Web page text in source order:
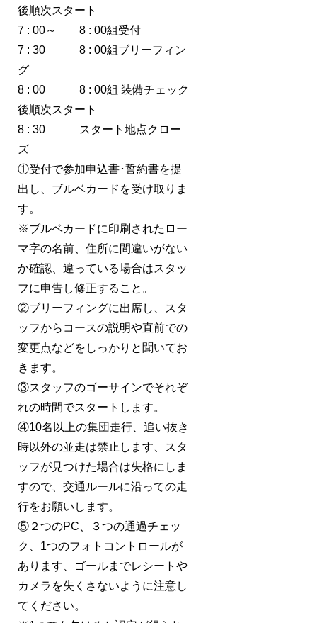
後順次スタート
7 : 00～ 8 : 00組受付
7 : 30 8 : 00組ブリーフィン
グ
8 : 00 8 : 00組 装備チェック
後順次スタート
8 : 30 スタート地点クロー
ズ
①受付で参加申込書･誓約書を提
出し、ブルベカードを受け取りま
す。
※ブルベカードに印刷されたロー
マ字の名前、住所に間違いがない
か確認、違っている場合はスタッ
フに申告し修正すること。
②ブリーフィングに出席し、スタ
ッフからコースの説明や直前での
変更点などをしっかりと聞いてお
きます。
③スタッフのゴーサインでそれぞ
れの時間でスタートします。
④10名以上の集団走行、追い抜き
時以外の並走は禁止します、スタ
ッフが見つけた場合は失格にしま
すので、交通ルールに沿っての走
行をお願いします。
⑤２つのPC、３つの通過チェッ
ク、1つのフォトコントロールが
あります、ゴールまでレシートや
カメラを失くさないように注意し
てください。